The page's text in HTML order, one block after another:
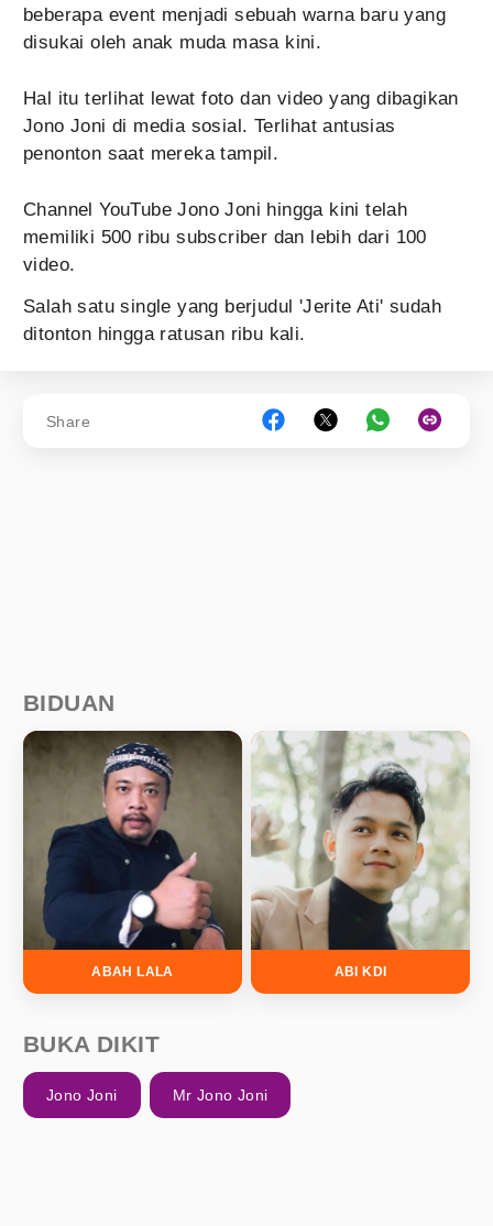
beberapa event menjadi sebuah warna baru yang
disukai oleh anak muda masa kini.
Hal itu terlihat lewat foto dan video yang dibagikan
Jono Joni di media sosial. Terlihat antusias
penonton saat mereka tampil.
Channel YouTube Jono Joni hingga kini telah
memiliki 500 ribu subscriber dan lebih dari 100
video.
Salah satu single yang berjudul 'Jerite Ati' sudah
ditonton hingga ratusan ribu kali.
Share
BIDUAN
ABAH LALA ABI KDI
BUKA DIKIT
Jono Joni Mr Jono Joni